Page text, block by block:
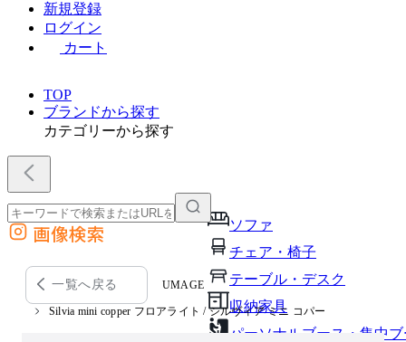
新規登録
ログイン
カート
TOP
ブランドから探す
カテゴリーから探す
ソファ
チェア・椅子
テーブル・デスク
収納家具
パーソナルブース・集中
外部サイトの商品をカートに追加
他のサイトで見つけた商品ページのURLを貼り付けて、カートに追加できます
画像検索
一覧へ戻る UMAGE
Silvia mini copper フロアライト / シルヴィア ミニ コパー